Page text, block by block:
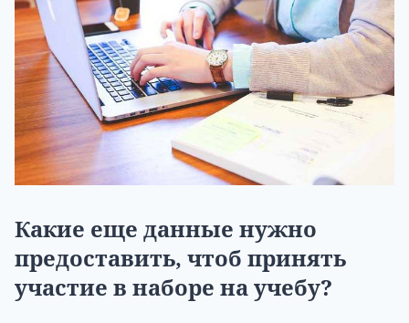
Какие еще данные нужно
предоставить, чтоб принять
участие в наборе на учебу?